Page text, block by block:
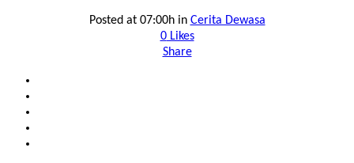
Posted at 07:00hin Cerita Dewasa
0Likes
Share